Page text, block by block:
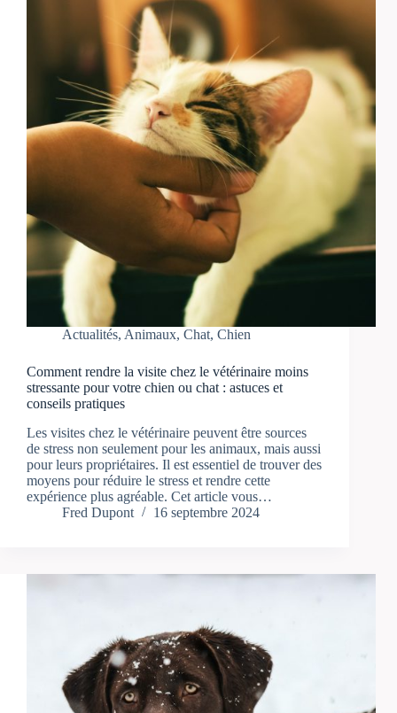
Actualités, Animaux, Chat, Chien
Comment rendre la visite chez le vétérinaire moins
stressante pour votre chien ou chat : astuces et
conseils pratiques
Les visites chez le vétérinaire peuvent être sources
de stress non seulement pour les animaux, mais aussi
pour leurs propriétaires. Il est essentiel de trouver des
moyens pour réduire le stress et rendre cette
expérience plus agréable. Cet article vous…
Fred Dupont
16 septembre 2024